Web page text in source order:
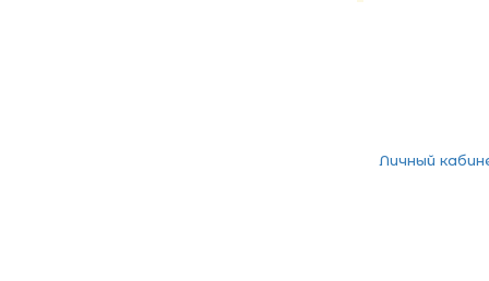
Личный